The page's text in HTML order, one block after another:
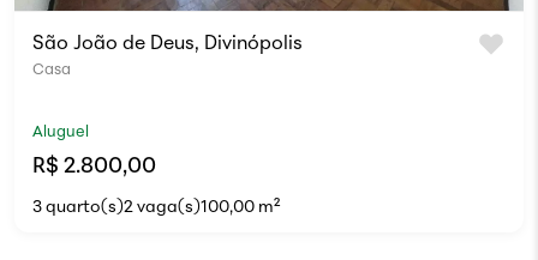
São João de Deus, Divinópolis
Casa
Aluguel
R$ 2.800,00
3 quarto(s)2 vaga(s)100,00 m²